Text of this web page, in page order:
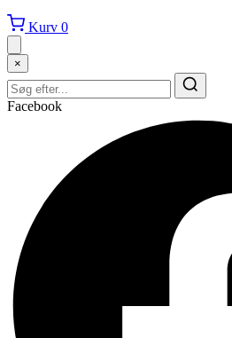
Kurv 0
×
Facebook